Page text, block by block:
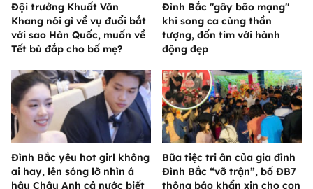
Đội trưởng Khuất Văn
Khang nói gì về vụ đuổi bắt
với sao Hàn Quốc, muốn về
Tết bù đắp cho bố mẹ?
Đình Bắc "gây bão mạng"
khi song ca cùng thần
tượng, đốn tim với hành
động đẹp
Đình Bắc yêu hot girl không
ai hay, lên sóng lỡ nhìn á
hậu Châu Anh cả nước biết
Bữa tiệc tri ân của gia đình
Đình Bắc “vỡ trận”, bố ĐB7
thông báo khẩn xin cho con